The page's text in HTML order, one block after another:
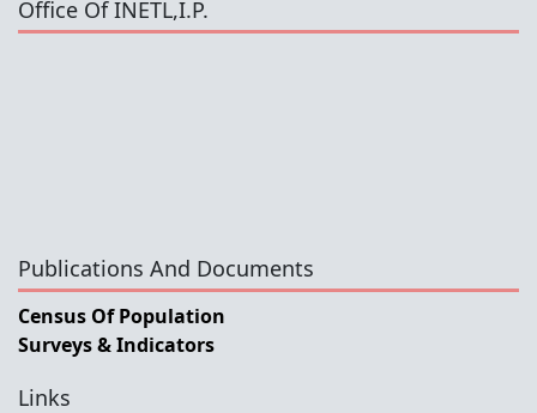
Office Of INETL,I.P.
Publications And Documents
Census Of Population
Surveys & Indicators
Links